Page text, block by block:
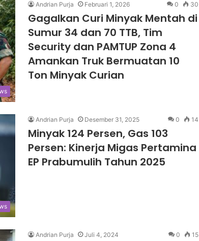
Andrian Purja Februari 1, 2026 0 30
Gagalkan Curi Minyak Mentah di
Sumur 34 dan 70 TTB, Tim
Security dan PAMTUP Zona 4
Amankan Truk Bermuatan 10
Ton Minyak Curian
Andrian Purja Desember 31, 2025 0 14
Minyak 124 Persen, Gas 103
Persen: Kinerja Migas Pertamina
EP Prabumulih Tahun 2025
Andrian Purja Juli 4, 2024 0 15